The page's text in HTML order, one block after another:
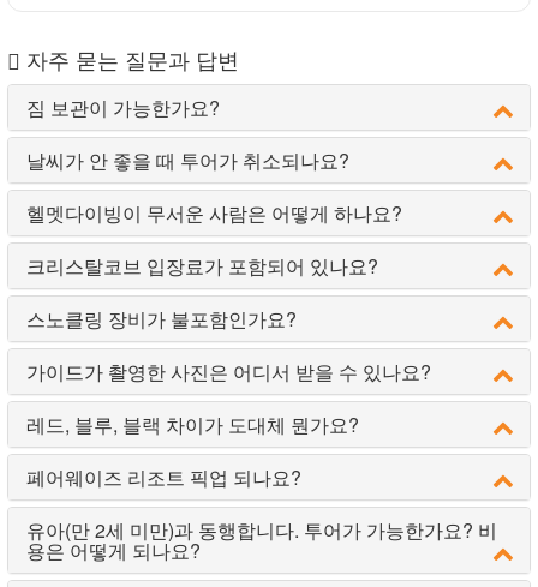
자주 묻는 질문과 답변
짐 보관이 가능한가요?
날씨가 안 좋을 때 투어가 취소되나요?
헬멧다이빙이 무서운 사람은 어떻게 하나요?
크리스탈코브 입장료가 포함되어 있나요?
스노클링 장비가 불포함인가요?
가이드가 촬영한 사진은 어디서 받을 수 있나요?
레드, 블루, 블랙 차이가 도대체 뭔가요?
페어웨이즈 리조트 픽업 되나요?
유아(만 2세 미만)과 동행합니다. 투어가 가능한가요? 비
용은 어떻게 되나요?